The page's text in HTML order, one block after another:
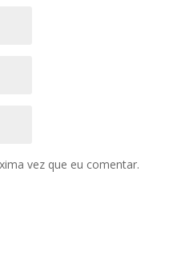
vez que eu comentar.